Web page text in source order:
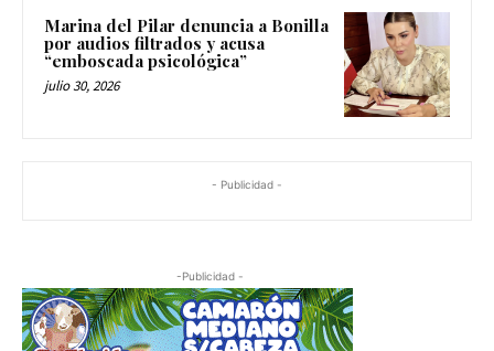
Marina del Pilar denuncia a Bonilla
por audios filtrados y acusa
“emboscada psicológica”
julio 30, 2026
- Publicidad -
-Publicidad -